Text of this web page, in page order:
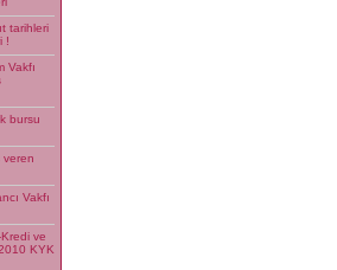
tarihleri
!
Vakfı
bursu
veren
Vakfı
ve
KYK